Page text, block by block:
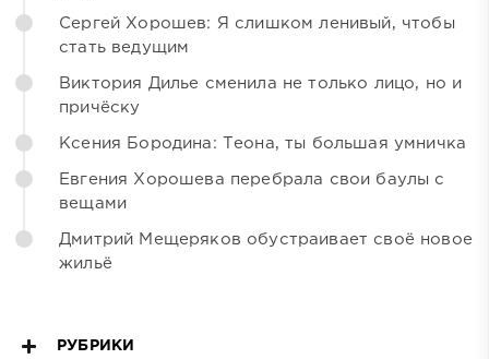
Сергей Хорошев: Я слишком ленивый, чтобы
стать ведущим
Виктория Дилье сменила не только лицо, но и
причёску
Ксения Бородина: Теона, ты большая умничка
Евгения Хорошева перебрала свои баулы с
вещами
Дмитрий Мещеряков обустраивает своё новое
жильё
РУБРИКИ